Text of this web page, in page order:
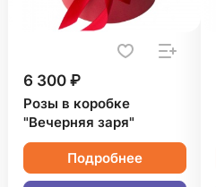
6 300 ₽
Розы в коробке
"Вечерняя заря"
Подробнее